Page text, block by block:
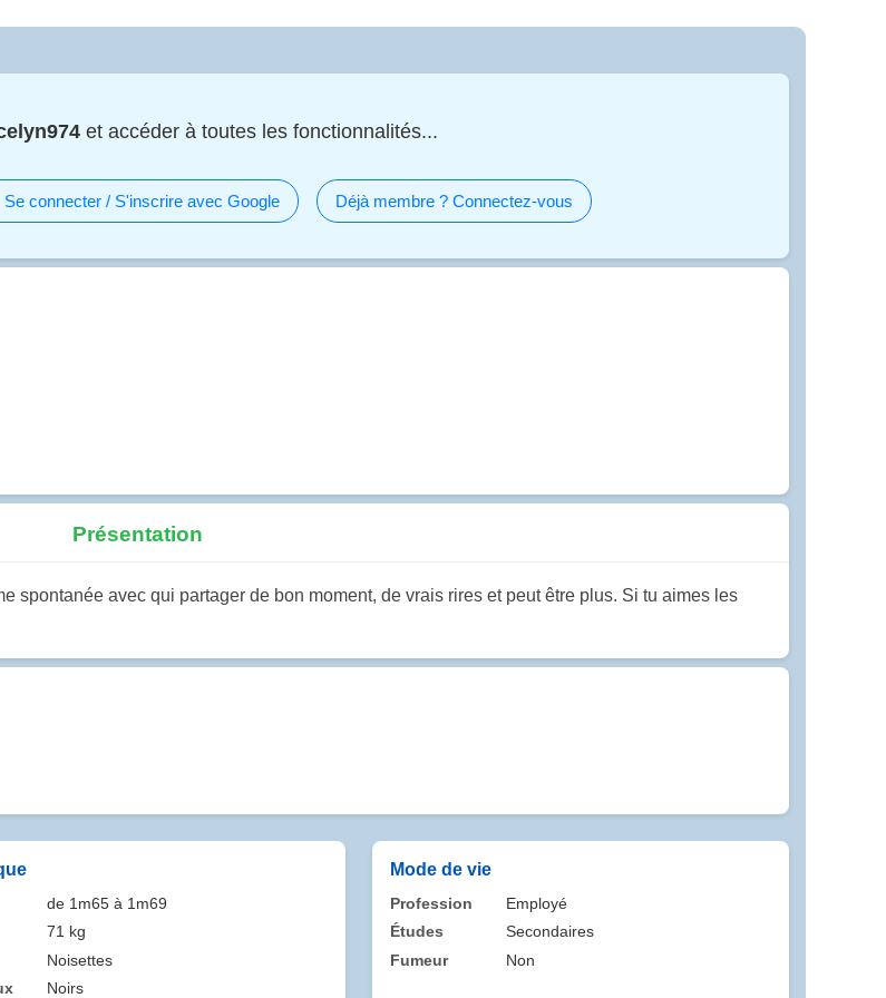
et accéder à toutes les fonctionnalités...
Se connecter / S'inscrire avec Google Déjà membre ? Connectez-vous
Présentation
spontanée avec qui partager de bon moment, de vrais rires et peut être plus. Si tu aimes les
de 1m65 à 1m69
71 kg
Noisettes
Noirs
Mode de vie
Profession
Employé
Études
Secondaires
Fumeur
Non